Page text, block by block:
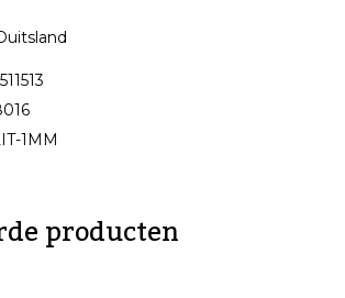
1MM
producten